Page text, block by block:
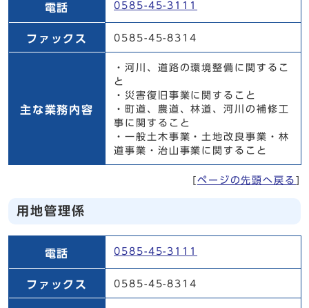
電話
0585-45-3111
ファックス 0585-45-8314
主な業務内容
・河川、道路の環境整備に関するこ
と
・災害復旧事業に関すること
・町道、農道、林道、河川の補修工
事に関すること
・一般土木事業・土地改良事業・林
道事業・治山事業に関すること
ページの先頭へ戻る
用地管理係
電話
0585-45-3111
ファックス 0585-45-8314